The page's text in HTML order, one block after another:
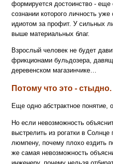
формируется достоинство -
сознании которого личность
идиотом за профит. У сильных
выше материальных благ.
Взрослый человек не будет
фрикционами бульдозера,
деревенском магазинчике…
Потому что это - стыдно.
Еще одно абстрактное
Но если невозможность
выстрелить из рогатки в
люмпену, почему плохо ездить
же самая невозможность